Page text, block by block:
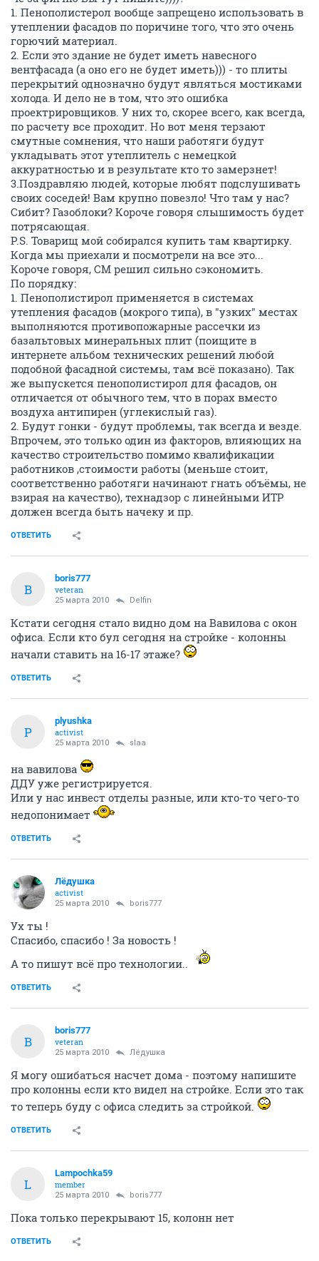
1. Пенополистерол вообще запрещено использовать в
утеплении фасадов по поричине того, что это очень
горючий материал.
2. Если это здание не будет иметь навесного
вентфасада (а оно его не будет иметь))) - то плиты
перекрытий однозначно будут являться мостиками
холода. И дело не в том, что это ошибка
проектрировщиков. У них то, скорее всего, как всегда,
по расчету все проходит. Но вот меня терзают
смутные сомнения, что наши работяги будут
укладывать этот утеплитель с немецкой
аккуратностью и в результате кто то замерзнет!
3.Поздравляю людей, которые любят подслушивать
своих соседей! Вам крупно повезло! Что там у нас?
Сибит? Газоблоки? Короче говоря слышимость будет
потрясающая.
P.S. Товарищ мой собирался купить там квартирку.
Когда мы приехали и посмотрели на все это...
Короче говоря, СМ решил сильно сэкономить.
По порядку:
1. Пенополистирол применяется в системах
утепления фасадов (мокрого типа), в "узких" местах
выполняются противопожарные рассечки из
базальтовых минеральных плит (поищите в
интернете альбом технических решений любой
подобной фасадной системы, там всё показано). Так
же выпускется пенополистирол для фасадов, он
отличается от обычного тем, что в порах вместо
воздуха антипирен (углекислый газ).
2. Будут гонки - будут проблемы, так всегда и везде.
Впрочем, это только один из факторов, влияющих на
качество строительство помимо квалификации
работников ,стоимости работы (меньше стоит,
соответственно работяги начинают гнать объёмы, не
взирая на качество), технадзор с линейными ИТР
должен всегда быть начеку и пр.
ОТВЕТИТЬ
B
boris777
veteran
25 марта 2010 Delfin
Кстати сегодня стало видно дом на Вавилова с окон
офиса. Если кто бул сегодня на стройке - колонны
начали ставить на 16-17 этаже?
ОТВЕТИТЬ
P
plyushka
activist
25 марта 2010 slaa
на вавилова
ДДУ уже регистрируется.
Или у нас инвест отделы разные, или кто-то чего-то
недопонимает
ОТВЕТИТЬ
Лёдушка
activist
25 марта 2010 boris777
Ух ты !
Спасибо, спасибо ! За новость !
А то пишут всё про технологии..
ОТВЕТИТЬ
B
boris777
veteran
25 марта 2010 Лёдушка
Я могу ошибаться насчет дома - поэтому напишите
про колонны если кто видел на стройке. Если это так
то теперь буду с офиса следить за стройкой.
ОТВЕТИТЬ
L
Lampochka59
member
25 марта 2010 boris777
Пока только перекрывают 15, колонн нет
ОТВЕТИТЬ